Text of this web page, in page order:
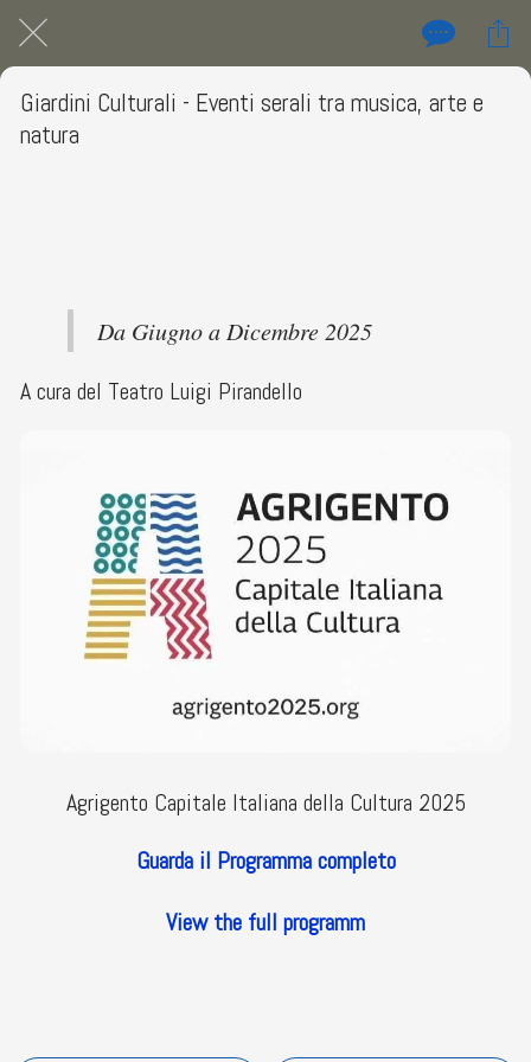
Giardini Culturali - Eventi serali tra musica, arte e
natura
Da Giugno a Dicembre 2025
A cura del Teatro Luigi Pirandello
Agrigento Capitale Italiana della Cultura 2025
Guarda il Programma completo
View the full programm